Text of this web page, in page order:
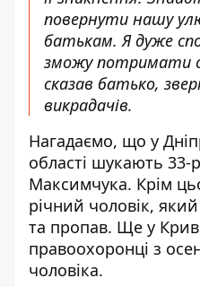
повернути нашу
батькам. Я дуже
зможу потримати
сказав батько,
викрадачів.
Нагадаємо, що у
області шукають 33-
Максимчука. Крім
річний чоловік, який
та пропав. Ще у
правоохоронці з
чоловіка.